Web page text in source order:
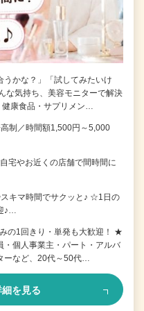
うかな？」「試してみたいけ
な気持ち、美容モニターで解決
健康食品・サプリメン…
制／時間額1,500円～5,000
やお近くの店舗で間時間に
キマ時間でサクッと♪ ☆1日の
♪…
の1回きり・単発も大歓迎！ ★
・個人事業主・パート・アルバ
ーなど、20代～50代…
細を見る